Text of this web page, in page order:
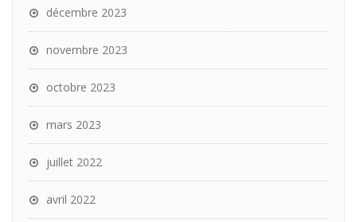
décembre 2023
novembre 2023
octobre 2023
mars 2023
juillet 2022
avril 2022